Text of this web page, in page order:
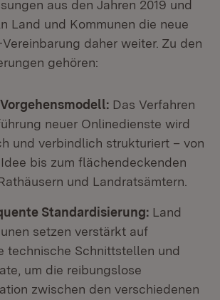
aus den Jahren 2019 und
Land und Kommunen die neue
Vereinbarung daher weiter. Zu den
gehören:
Das Verfahren
neuer Onlinedienste wird
und verbindlich strukturiert – von
bis zum flächendeckenden
und Landratsämtern.
Standardisierung: Land
setzen verstärkt auf
technische Schnittstellen und
um die reibungslose
zwischen den verschiedenen